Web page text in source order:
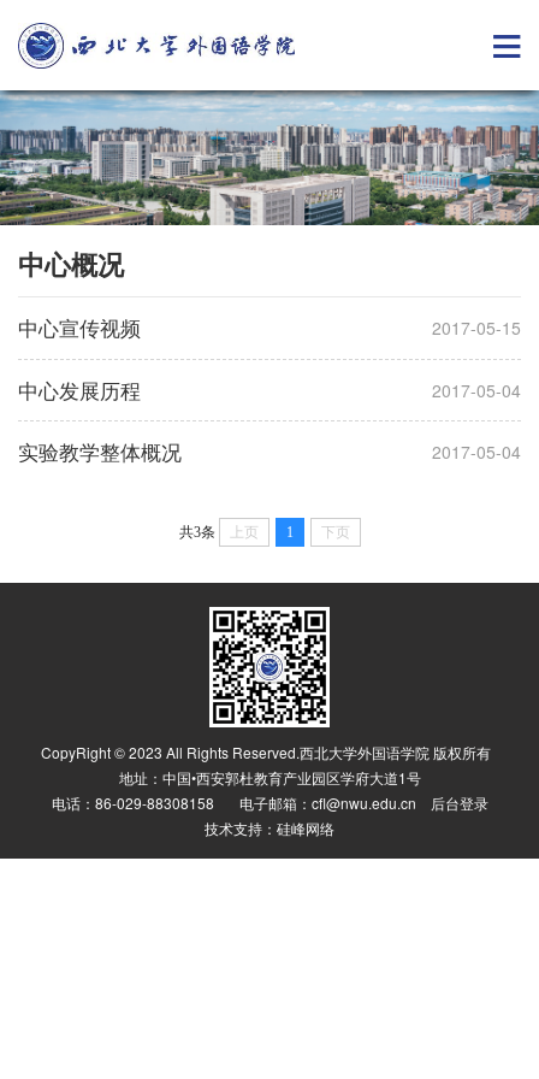
中心概况
中心宣传视频 2017-05-15
中心发展历程 2017-05-04
实验教学整体概况 2017-05-04
共3条 上页 1 下页
CopyRight © 2023 All Rights Reserved.西北大学外国语学院 版权所有
地址：中国•西安郭杜教育产业园区学府大道1号
电话：86-029-88308158 电子邮箱：cfl@nwu.edu.cn
后台登录
技术支持： 硅峰网络